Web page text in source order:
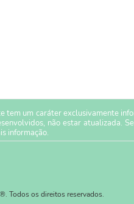
tem um caráter exclusivamente
não estar atualizada.
informação.
Todos os direitos reservados.